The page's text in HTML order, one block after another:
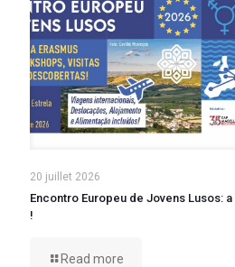
20 juillet 2026
Encontro Europeu de Jovens Lusos:
!
Read more